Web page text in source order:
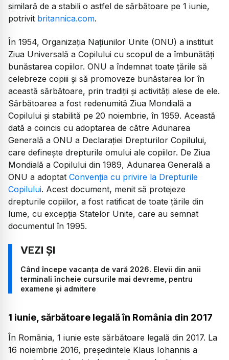
similară de a stabili o astfel de sărbătoare pe 1 iunie,
potrivit britannica.com.
În 1954, Organizația Națiunilor Unite (ONU) a instituit
Ziua Universală a Copilului cu scopul de a îmbunătăți
bunăstarea copiilor. ONU a îndemnat toate țările să
celebreze copiii și să promoveze bunăstarea lor în
această sărbătoare, prin tradiții și activități alese de ele.
Sărbătoarea a fost redenumită Ziua Mondială a
Copilului și stabilită pe 20 noiembrie, în 1959. Această
dată a coincis cu adoptarea de către Adunarea
Generală a ONU a Declarației Drepturilor Copilului,
care definește drepturile omului ale copiilor. De Ziua
Mondială a Copilului din 1989, Adunarea Generală a
ONU a adoptat Convenția cu privire la Drepturile
Copilului. Acest document, menit să protejeze
drepturile copiilor, a fost ratificat de toate țările din
lume, cu excepția Statelor Unite, care au semnat
documentul în 1995.
Când începe vacanța de vară 2026. Elevii din anii
terminali încheie cursurile mai devreme, pentru
examene și admitere
1 iunie, sărbătoare legală în România din 2017
În România, 1 iunie este sărbătoare legală din 2017. La
16 noiembrie 2016, președintele Klaus Iohannis a